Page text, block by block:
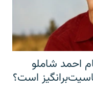
احمد شاملو
است؟